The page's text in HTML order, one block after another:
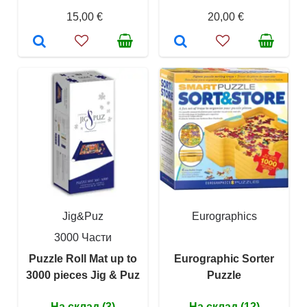
15,00 € 20,00 €
Jig&Puz
3000 Части
Puzzle Roll Mat up to
3000 pieces Jig & Puz
Eurographics
Eurographic Sorter
Puzzle